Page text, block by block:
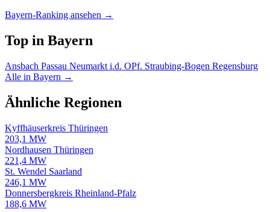
Bayern-Ranking ansehen →
Top in Bayern
Ansbach Passau Neumarkt i.d. OPf. Straubing-Bogen Regensburg
Alle in Bayern →
Ähnliche Regionen
Kyffhäuserkreis Thüringen
203,1 MW
Nordhausen Thüringen
221,4 MW
St. Wendel Saarland
246,1 MW
Donnersbergkreis Rheinland-Pfalz
188,6 MW